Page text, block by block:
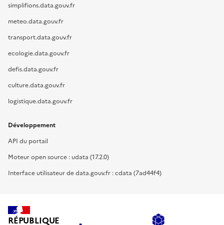
simplifions.data.gouv.fr
meteo.data.gouv.fr
transport.data.gouv.fr
ecologie.data.gouv.fr
defis.data.gouv.fr
culture.data.gouv.fr
logistique.data.gouv.fr
Développement
API du portail
Moteur open source : udata (17.2.0)
Interface utilisateur de data.gouv.fr : cdata (7ad44f4)
RÉPUBLIQUE